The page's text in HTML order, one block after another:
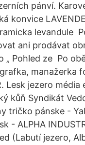
pánví.
konvice
levandule
ani prodávat
Pohled ze Po
manažerka
Lesk jezero média
kůň Syndikát
tričko pánske -
- ALPHA
(Labutí jezero,